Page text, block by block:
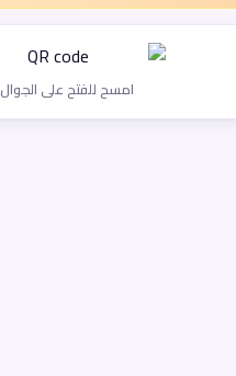
امسح للفتح على الجوال